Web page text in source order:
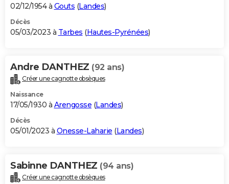
02/12/1954 à Gouts (Landes)
Décès
05/03/2023 à Tarbes (Hautes-Pyrénées)
Andre DANTHEZ (92 ans)
Créer une cagnotte obsèques
Naissance
17/05/1930 à Arengosse (Landes)
Décès
05/01/2023 à Onesse-Laharie (Landes)
Sabinne DANTHEZ (94 ans)
Créer une cagnotte obsèques